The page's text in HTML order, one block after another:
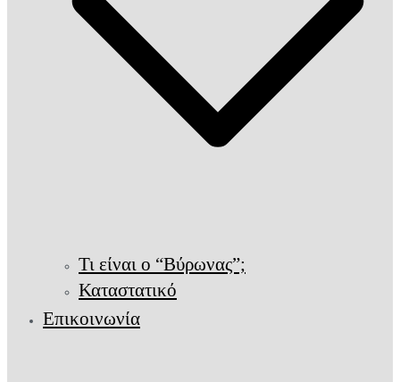
Τι είναι ο “Βύρωνας”;
Καταστατικό
Επικοινωνία